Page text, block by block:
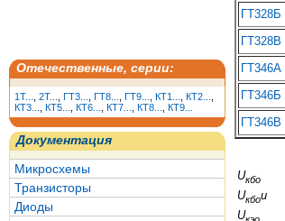
Отечественные, серии:
1T... 2T... ГТ3... ГТ8... ГТ9... КТ1... КТ2...
КТ3...
КТ5... КТ6... КТ7... КТ8... КТ9...
Документация
Микросхемы
Транзисторы
Диоды
ГТ328Б
ГТ328В
ГТ346А
ГТ346Б
ГТ346В
Uкбо
Uкбои
Uкэо